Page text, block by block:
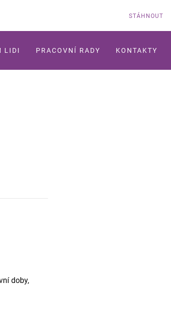
STÁHNOUT
LIDI PRACOVNÍ RADY KONTAKTY
doby,